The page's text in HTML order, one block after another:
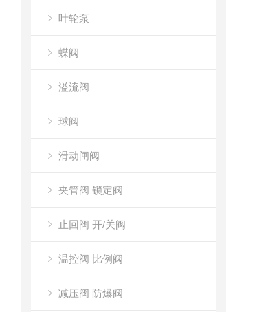
叶轮泵
蝶阀
溢流阀
球阀
滑动闸阀
夹管阀 锁定阀
止回阀 开/关阀
温控阀 比例阀
减压阀 防爆阀